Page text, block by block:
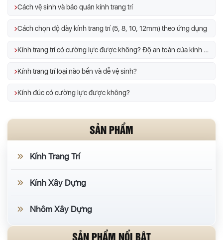
Cách vệ sinh và bảo quản kính trang trí
Cách chọn độ dày kính trang trí (5, 8, 10, 12mm) theo ứng dụng
Kính trang trí có cường lực được không? Độ an toàn của kính trang trí
Kính trang trí loại nào bền và dễ vệ sinh?
Kính đúc có cường lực được không?
SẢN PHẨM
Kính Trang Trí
Kính Xây Dựng
Nhôm Xây Dựng
SẢN PHẨM NỔI BẬT